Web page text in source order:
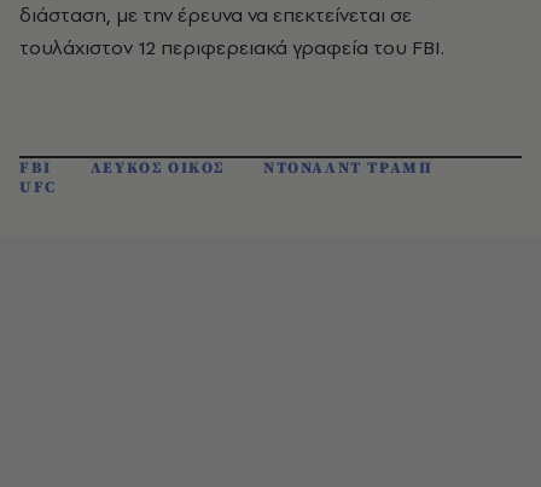
διάσταση, με την έρευνα να επεκτείνεται σε
τουλάχιστον 12 περιφερειακά γραφεία του FBI.
FBI ΛΕΥΚΟΣ ΟΙΚΟΣ
ΝΤΟΝΑΛΝΤ ΤΡΑΜΠ
UFC